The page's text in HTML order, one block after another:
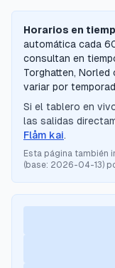
Horarios en
automática cada
consultan en
Torghatten, Norled
variar por
Si el tablero en
las salidas
Flåm kai.
Esta página también
(base: 2026-04-13)